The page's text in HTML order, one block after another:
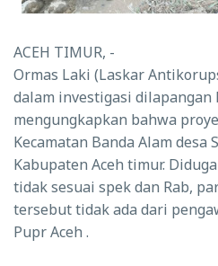
ACEH TIMUR, -
Ormas Laki (Laskar
dalam investigasi dilapangan
mengungkapkan bahwa
Kecamatan Banda Alam desa
Kabupaten Aceh timur.
tidak sesuai spek dan Rab,
tersebut tidak ada dari
Pupr Aceh .